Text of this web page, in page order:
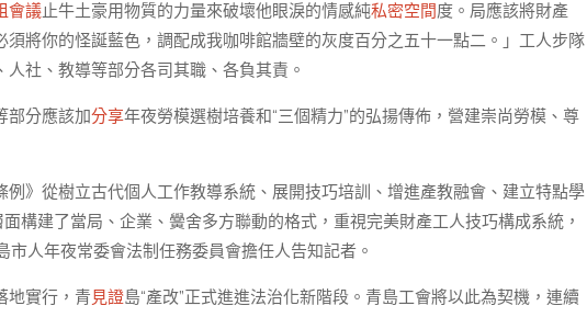
會議止牛土豪用物質的力量來破壞他眼淚的情感純私密空間度。局應該將財產
須將你的怪誕藍色，調配成我咖啡館牆壁的灰度百分之五十一點二。」工人步隊
社、教導等部分各司其職、各負其責。
部分應該加分享年夜勞模選樹培養和“三個精力”的弘揚傳佈，營建崇尚勞模、尊
》從樹立古代個人工作教導系統、展開技巧培訓、增進產教融會、建立特點學
構建了當局、企業、黌舍多方聯動的格式，重視完美財產工人技巧構成系統，
市人年夜常委會法制任務委員會擔任人告知記者。
地實行，青見證島“產改”正式進進法治化新階段。青島工會將以此為契機，連續